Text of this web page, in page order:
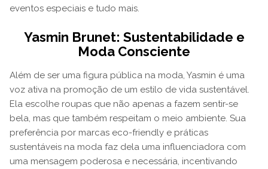
eventos especiais e tudo mais.
Yasmin Brunet: Sustentabilidade e
Moda Consciente
Além de ser uma figura pública na moda, Yasmin é uma
voz ativa na promoção de um estilo de vida sustentável.
Ela escolhe roupas que não apenas a fazem sentir-se
bela, mas que também respeitam o meio ambiente. Sua
preferência por marcas eco-friendly e práticas
sustentáveis na moda faz dela uma influenciadora com
uma mensagem poderosa e necessária, incentivando